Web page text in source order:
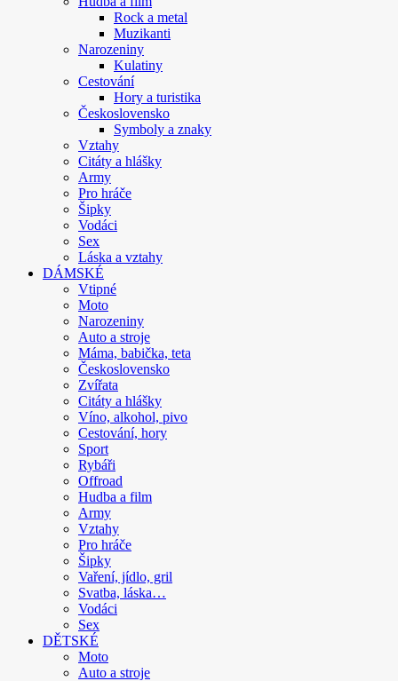
Rock a metal
Muzikanti
Narozeniny
Kulatiny
Cestování
Hory a turistika
Československo
Symboly a znaky
Vztahy
Citáty a hlášky
Army
Pro hráče
Šipky
Vodáci
Sex
Láska a vztahy
DÁMSKÉ
Vtipné
Moto
Narozeniny
Auto a stroje
Máma, babička, teta
Československo
Zvířata
Citáty a hlášky
Víno, alkohol, pivo
Cestování, hory
Sport
Rybáři
Offroad
Hudba a film
Army
Vztahy
Pro hráče
Šipky
Vaření, jídlo, gril
Svatba, láska…
Vodáci
Sex
DĚTSKÉ
Moto
Auto a stroje